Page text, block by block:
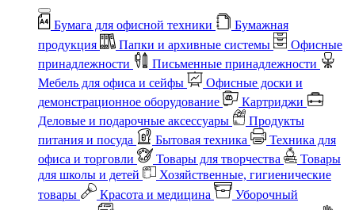
Бумага для офисной техники
Бумажная
продукция
Папки и архивные системы
Офисные
принадлежности
Письменные принадлежности
Мебель для офиса и сейфы
Офисные доски и
демонстрационное оборудование
Картриджи
Деловые и подарочные аксессуары
Продукты
питания и посуда
Бытовая техника
Техника для
офиса и торговли
Товары для творчества
Товары
для школы и детей
Хозяйственные, гигиенические
товары
Красота и медицина
Уборочный